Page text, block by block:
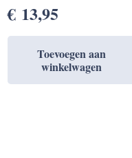
€ 13,95
Toevoegen aan
winkelwagen